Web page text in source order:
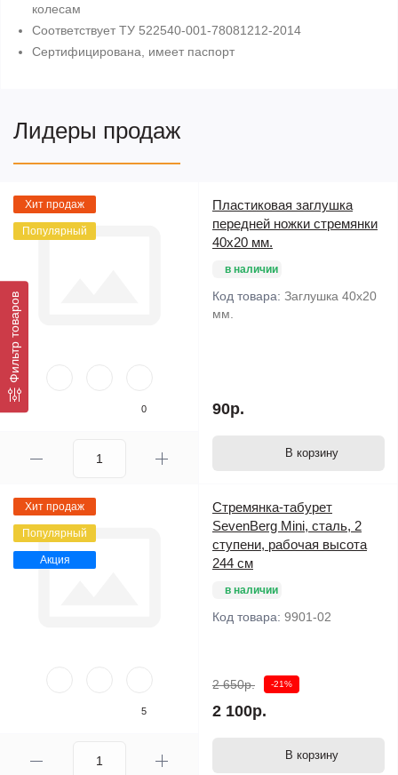
Фильтр товаров
колесам
Соответствует ТУ 522540-001-78081212-2014
Сертифицирована, имеет паспорт
Лидеры продаж
Хит продаж
Популярный
0
Пластиковая заглушка
передней ножки стремянки
40х20 мм.
в наличии
Код товара: Заглушка 40х20
мм.
90р.
В корзину
Хит продаж
Популярный
Акция
5
Стремянка-табурет
SevenBerg Mini, сталь, 2
ступени, рабочая высота
244 см
в наличии
Код товара: 9901-02
2 650р. -21%
2 100р.
В корзину